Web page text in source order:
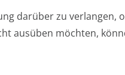
darüber zu verlangen,
ausüben möchten,